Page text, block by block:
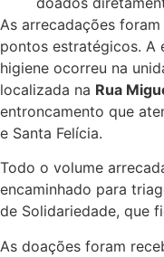
As arrecadações
pontos estratégicos. A
higiene ocorreu na
localizada na Rua
entroncamento que
e Santa Felícia.
Todo o volume
encaminhado para
de Solidariedade, que
As doações foram